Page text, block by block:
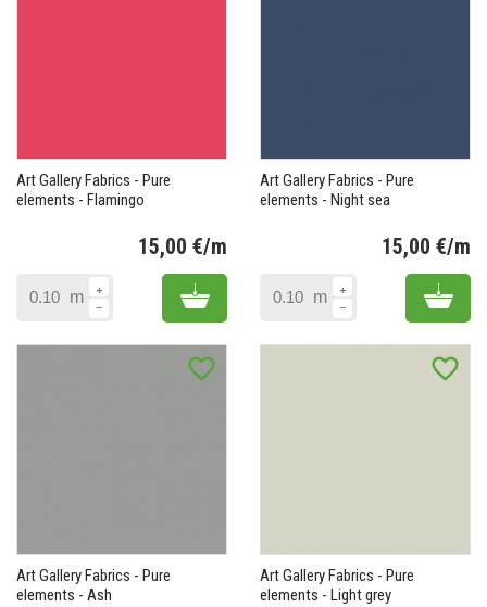
Art Gallery Fabrics - Pure
elements - Flamingo
15,00 €/m
m Add to cart
Art Gallery Fabrics - Pure
elements - Night sea
15,00 €/m
m Add
favorite_border
Art Gallery Fabrics - Pure
elements - Ash
favorite_border
Art Gallery Fabrics - Pure
elements - Light grey